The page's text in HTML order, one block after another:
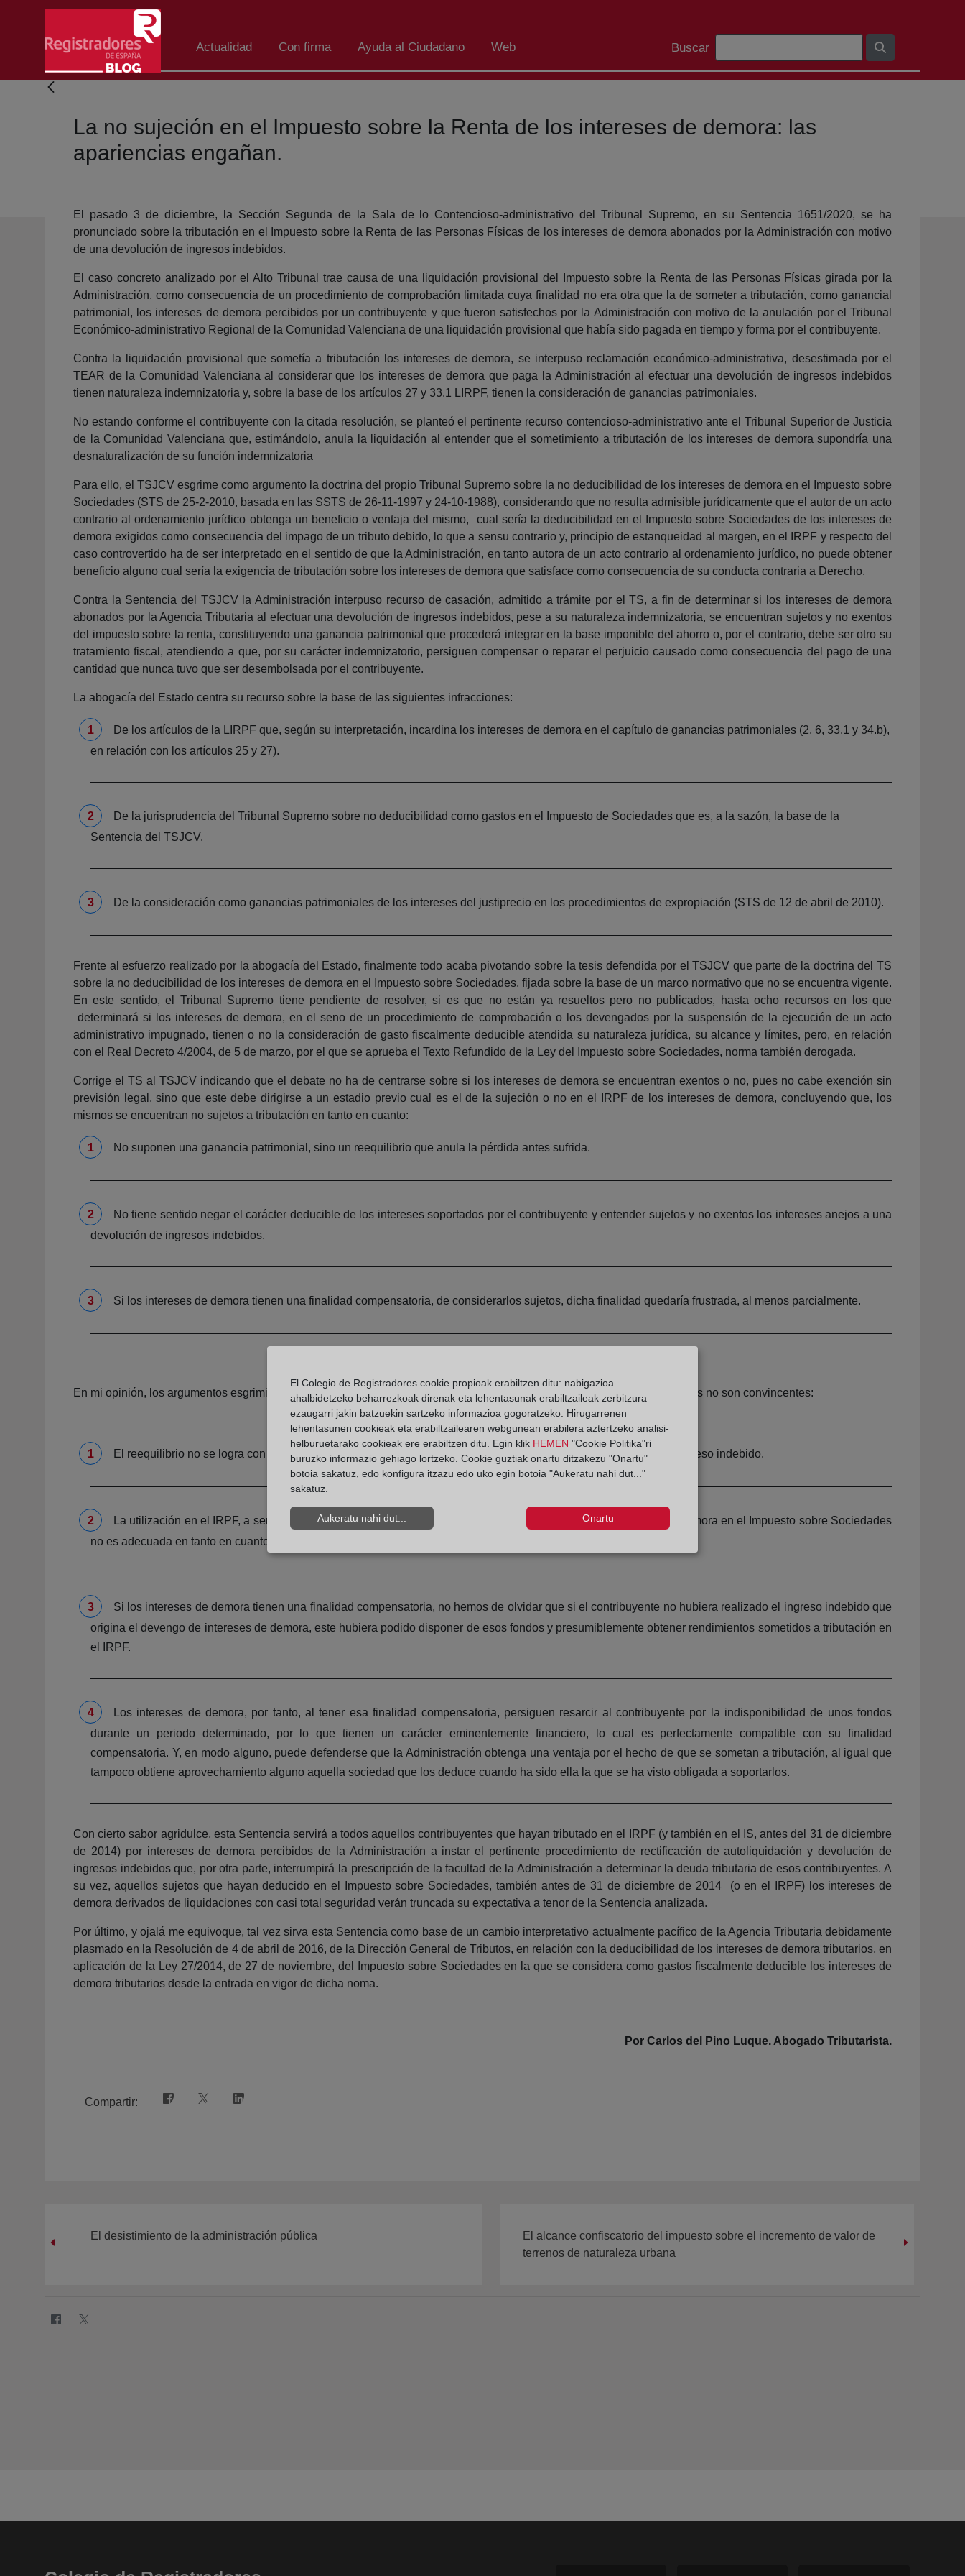
Eduki nagusira joan
Actualidad Con firma Ayuda al Ciudadano Web
Bilaketa barra
Buscar
La no sujeción en el Impuesto sobre la Renta de los intereses de demora: las
apariencias engañan.
El pasado 3 de diciembre, la Sección Segunda de la Sala de lo Contencioso-administrativo del Tribunal Supremo, en su Sentencia 1651/2020, se ha
pronunciado sobre la tributación en el Impuesto sobre la Renta de las Personas Físicas de los intereses de demora abonados por la Administración con motivo
de una devolución de ingresos indebidos.
El caso concreto analizado por el Alto Tribunal trae causa de una liquidación provisional del Impuesto sobre la Renta de las Personas Físicas girada por la
Administración, como consecuencia de un procedimiento de comprobación limitada cuya finalidad no era otra que la de someter a tributación, como ganancial
patrimonial, los intereses de demora percibidos por un contribuyente y que fueron satisfechos por la Administración con motivo de la anulación por el Tribunal
Económico-administrativo Regional de la Comunidad Valenciana de una liquidación provisional que había sido pagada en tiempo y forma por el contribuyente.
Contra la liquidación provisional que sometía a tributación los intereses de demora, se interpuso reclamación económico-administrativa, desestimada por el
TEAR de la Comunidad Valenciana al considerar que los intereses de demora que paga la Administración al efectuar una devolución de ingresos indebidos
tienen naturaleza indemnizatoria y, sobre la base de los artículos 27 y 33.1 LIRPF, tienen la consideración de ganancias patrimoniales.
No estando conforme el contribuyente con la citada resolución, se planteó el pertinente recurso contencioso-administrativo ante el Tribunal Superior de Justicia
de la Comunidad Valenciana que, estimándolo, anula la liquidación al entender que el sometimiento a tributación de los intereses de demora supondría una
desnaturalización de su función indemnizatoria
Para ello, el TSJCV esgrime como argumento la doctrina del propio Tribunal Supremo sobre la no deducibilidad de los intereses de demora en el Impuesto sobre
Sociedades (STS de 25-2-2010, basada en las SSTS de 26-11-1997 y 24-10-1988), considerando que no resulta admisible jurídicamente que el autor de un acto
contrario al ordenamiento jurídico obtenga un beneficio o ventaja del mismo, cual sería la deducibilidad en el Impuesto sobre Sociedades de los intereses de
demora exigidos como consecuencia del impago de un tributo debido, lo que a sensu contrario y, principio de estanqueidad al margen, en el IRPF y respecto del
caso controvertido ha de ser interpretado en el sentido de que la Administración, en tanto autora de un acto contrario al ordenamiento jurídico, no puede obtener
beneficio alguno cual sería la exigencia de tributación sobre los intereses de demora que satisface como consecuencia de su conducta contraria a Derecho.
Contra la Sentencia del TSJCV la Administración interpuso recurso de casación, admitido a trámite por el TS, a fin de determinar si los intereses de demora
abonados por la Agencia Tributaria al efectuar una devolución de ingresos indebidos, pese a su naturaleza indemnizatoria, se encuentran sujetos y no exentos
del impuesto sobre la renta, constituyendo una ganancia patrimonial que procederá integrar en la base imponible del ahorro o, por el contrario, debe ser otro su
tratamiento fiscal, atendiendo a que, por su carácter indemnizatorio, persiguen compensar o reparar el perjuicio causado como consecuencia del pago de una
cantidad que nunca tuvo que ser desembolsada por el contribuyente.
La abogacía del Estado centra su recurso sobre la base de las siguientes infracciones:
De los artículos de la LIRPF que, según su interpretación, incardina los intereses de demora en el capítulo de ganancias patrimoniales (2, 6, 33.1 y 34.b),
en relación con los artículos 25 y 27).
De la jurisprudencia del Tribunal Supremo sobre no deducibilidad como gastos en el Impuesto de Sociedades que es, a la sazón, la base de la
Sentencia del TSJCV.
De la consideración como ganancias patrimoniales de los intereses del justiprecio en los procedimientos de expropiación (STS de 12 de abril de 2010).
Frente al esfuerzo realizado por la abogacía del Estado, finalmente todo acaba pivotando sobre la tesis defendida por el TSJCV que parte de la doctrina del TS
sobre la no deducibilidad de los intereses de demora en el Impuesto sobre Sociedades, fijada sobre la base de un marco normativo que no se encuentra vigente.
En este sentido, el Tribunal Supremo tiene pendiente de resolver, si es que no están ya resueltos pero no publicados, hasta ocho recursos en los que
determinará si los intereses de demora, en el seno de un procedimiento de comprobación o los devengados por la suspensión de la ejecución de un acto
administrativo impugnado, tienen o no la consideración de gasto fiscalmente deducible atendida su naturaleza jurídica, su alcance y límites, pero, en relación
con el Real Decreto 4/2004, de 5 de marzo, por el que se aprueba el Texto Refundido de la Ley del Impuesto sobre Sociedades, norma también derogada.
Corrige el TS al TSJCV indicando que el debate no ha de centrarse sobre si los intereses de demora se encuentran exentos o no, pues no cabe exención sin
previsión legal, sino que este debe dirigirse a un estadio previo cual es el de la sujeción o no en el IRPF de los intereses de demora, concluyendo que, los
mismos se encuentran no sujetos a tributación en tanto en cuanto:
No suponen una ganancia patrimonial, sino un reequilibrio que anula la pérdida antes sufrida.
No tiene sentido negar el carácter deducible de los intereses soportados por el contribuyente y entender sujetos y no exentos los intereses anejos a una
devolución de ingresos indebidos.
Si los intereses de demora tienen una finalidad compensatoria, de considerarlos sujetos, dicha finalidad quedaría frustrada, al menos parcialmente.
En mi opinión, los argumentos esgrimidos para finalmente considerar que los intereses de demora se encuentran no sujetos no son convincentes:
El reequilibrio no se logra con el pago de los intereses de demora, sino que se consigue con la devolución del ingreso indebido.
La utilización en el IRPF, a sensu contrario, de la doctrina del TS sobre la no deducibilidad de los intereses de demora en el Impuesto sobre Sociedades
no es adecuada en tanto en cuanto la normativa en uno y otro impuesto nada tienen que ver.
Si los intereses de demora tienen una finalidad compensatoria, no hemos de olvidar que si el contribuyente no hubiera realizado el ingreso indebido que
origina el devengo de intereses de demora, este hubiera podido disponer de esos fondos y presumiblemente obtener rendimientos sometidos a tributación en
el IRPF.
Los intereses de demora, por tanto, al tener esa finalidad compensatoria, persiguen resarcir al contribuyente por la indisponibilidad de unos fondos
durante un periodo determinado, por lo que tienen un carácter eminentemente financiero, lo cual es perfectamente compatible con su finalidad
compensatoria. Y, en modo alguno, puede defenderse que la Administración obtenga una ventaja por el hecho de que se sometan a tributación, al igual que
tampoco obtiene aprovechamiento alguno aquella sociedad que los deduce cuando ha sido ella la que se ha visto obligada a soportarlos.
Con cierto sabor agridulce, esta Sentencia servirá a todos aquellos contribuyentes que hayan tributado en el IRPF (y también en el IS, antes del 31 de diciembre
de 2014) por intereses de demora percibidos de la Administración a instar el pertinente procedimiento de rectificación de autoliquidación y devolución de
ingresos indebidos que, por otra parte, interrumpirá la prescripción de la facultad de la Administración a determinar la deuda tributaria de esos contribuyentes. A
su vez, aquellos sujetos que hayan deducido en el Impuesto sobre Sociedades, también antes de 31 de diciembre de 2014 (o en el IRPF) los intereses de
demora derivados de liquidaciones con casi total seguridad verán truncada su expectativa a tenor de la Sentencia analizada.
Por último, y ojalá me equivoque, tal vez sirva esta Sentencia como base de un cambio interpretativo actualmente pacífico de la Agencia Tributaria debidamente
plasmado en la Resolución de 4 de abril de 2016, de la Dirección General de Tributos, en relación con la deducibilidad de los intereses de demora tributarios, en
aplicación de la Ley 27/2014, de 27 de noviembre, del Impuesto sobre Sociedades en la que se considera como gastos fiscalmente deducible los intereses de
demora tributarios desde la entrada en vigor de dicha noma.
Por Carlos del Pino Luque. Abogado Tributarista.
Compartir:
El desistimiento de la administración pública
El alcance confiscatorio del impuesto sobre el incremento de valor de
terrenos de naturaleza urbana
El Colegio de Registradores cookie propioak erabiltzen ditu: nabigazioa
ahalbidetzeko beharrezkoak direnak eta lehentasunak erabiltzaileak zerbitzura
ezaugarri jakin batzuekin sartzeko informazioa gogoratzeko. Hirugarrenen
lehentasunen cookieak eta erabiltzailearen webgunean erabilera aztertzeko analisi-
helburuetarako cookieak ere erabiltzen ditu. Egin klik HEMEN "Cookie Politika"ri
buruzko informazio gehiago lortzeko. Cookie guztiak onartu ditzakezu "Onartu"
botoia sakatuz, edo konfigura itzazu edo uko egin botoia "Aukeratu nahi dut..."
sakatuz.
Aukeratu nahi dut... Onartu